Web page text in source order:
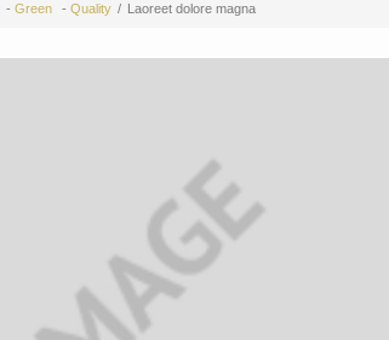
- Green - Quality Laoreet dolore magna